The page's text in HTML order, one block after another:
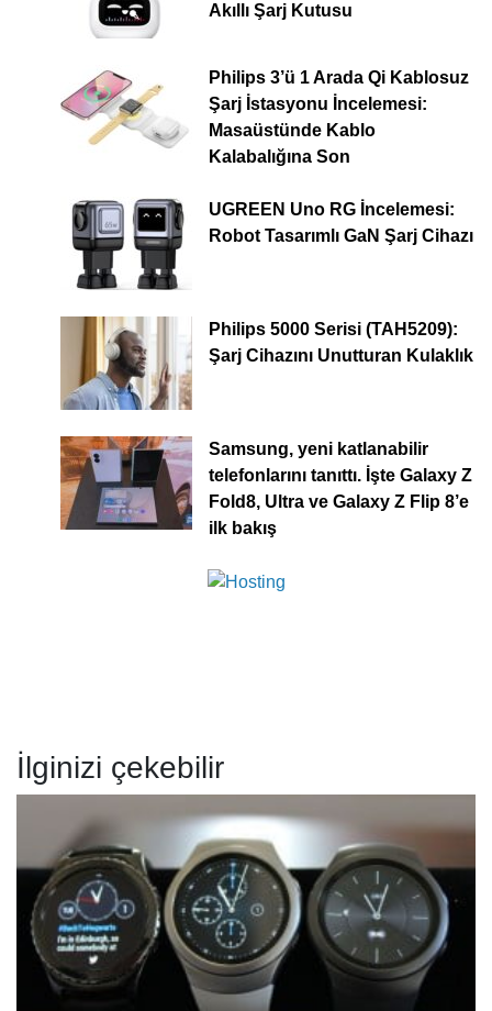
Akıllı Şarj Kutusu
Philips 3’ü 1 Arada Qi Kablosuz
Şarj İstasyonu İncelemesi:
Masaüstünde Kablo
Kalabalığına Son
UGREEN Uno RG İncelemesi:
Robot Tasarımlı GaN Şarj Cihazı
Philips 5000 Serisi (TAH5209):
Şarj Cihazını Unutturan Kulaklık
Samsung, yeni katlanabilir
telefonlarını tanıttı. İşte Galaxy Z
Fold8, Ultra ve Galaxy Z Flip 8’e
ilk bakış
İlginizi çekebilir